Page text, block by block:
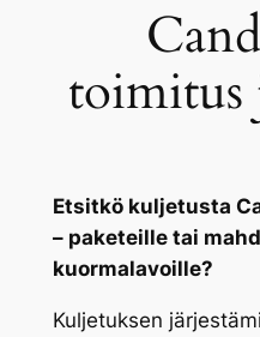
toimitus
Etsitkö kuljetusta
– paketeille tai
kuormalavoille?
Kuljetuksen